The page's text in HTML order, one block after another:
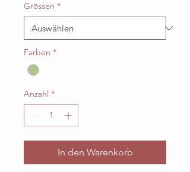
Grössen *
Farben *
Anzahl *
In den Warenkorb